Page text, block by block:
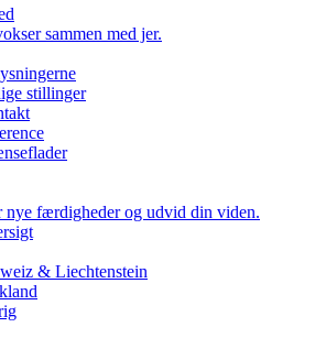
sammen med jer.
stillinger
færdigheder og udvid din viden.
& Liechtenstein